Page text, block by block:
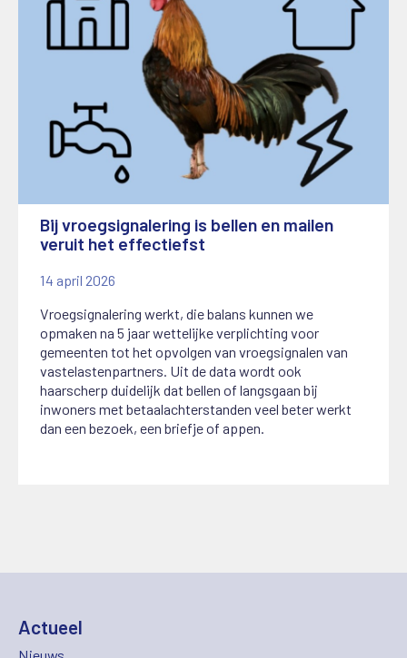
Bij vroegsignalering is bellen en mailen
veruit het effectiefst
14 april 2026
Vroegsignalering werkt, die balans kunnen we
opmaken na 5 jaar wettelijke verplichting voor
gemeenten tot het opvolgen van vroegsignalen van
vastelastenpartners. Uit de data wordt ook
haarscherp duidelijk dat bellen of langsgaan bij
inwoners met betaalachterstanden veel beter werkt
dan een bezoek, een briefje of appen.
Actueel
Nieuws